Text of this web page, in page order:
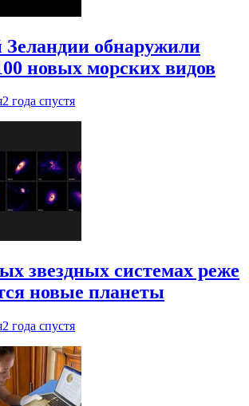
обнаружили
новых морских видов
2 года спустя
звездных системах реже
новые планеты
2 года спустя